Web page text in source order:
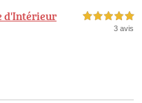
d'Intérieur 5,0 étoiles sur 5
3 avis